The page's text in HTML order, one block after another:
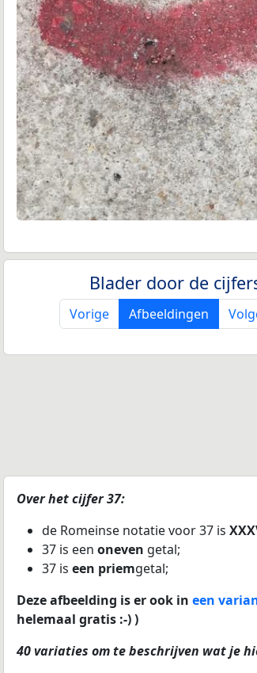
Blader door de
Vorige Afbeeldingen
Over het cijfer 37:
de Romeinse notatie voor 37 is
37 is een oneven getal;
37 is een priemgetal;
Deze afbeelding is er ook in een
helemaal gratis :-) )
40 variaties om te beschrijven wat je